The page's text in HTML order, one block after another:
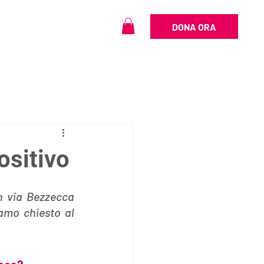
DONA ORA
via Bezzecca
chiesto al